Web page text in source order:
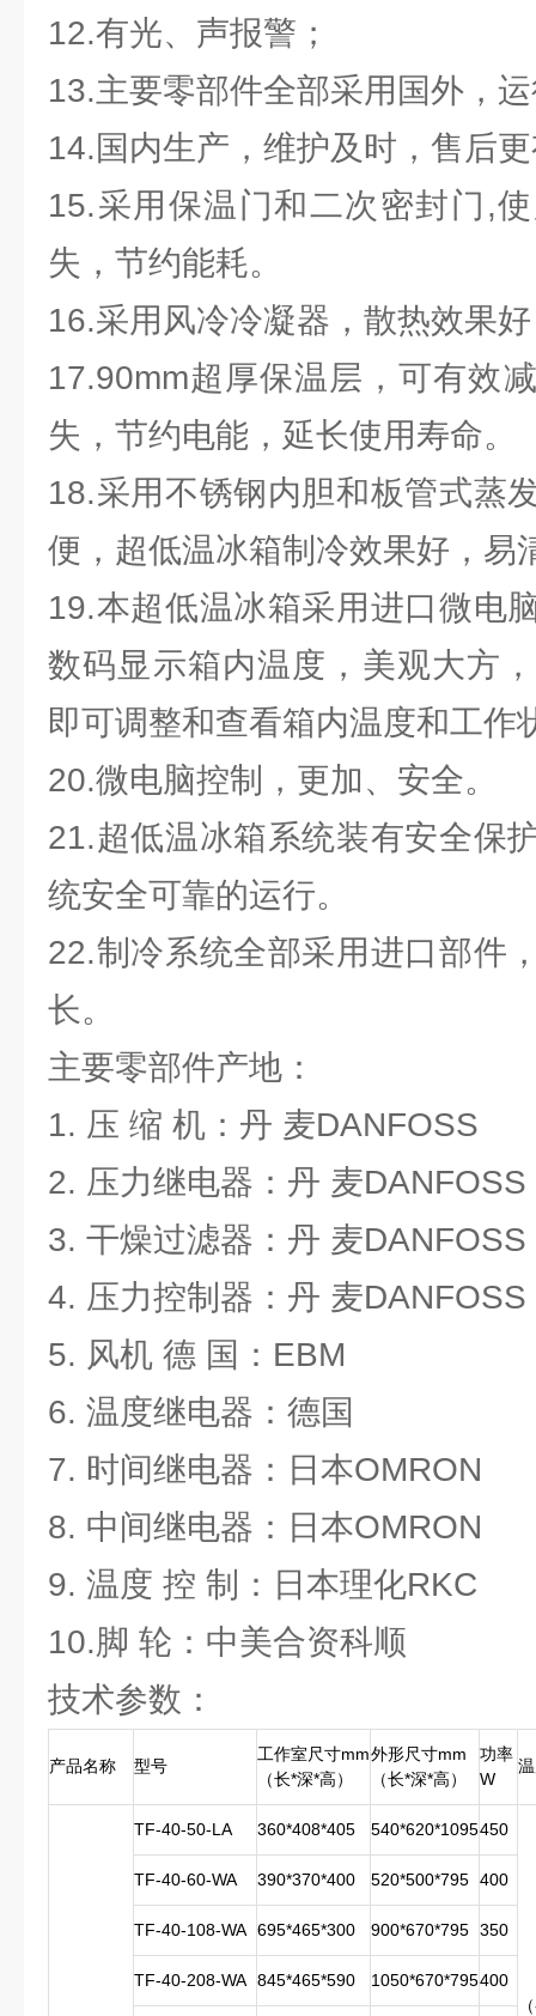
12.有光、声报警；
13.主要零部件全部采用国外，
14.国内生产，维护及时，售后
15.采用保温门和二次密封门,
失，节约能耗。
16.采用风冷冷凝器，散热效果
17.90mm超厚保温层，可有效
失，节约电能，延长使用寿命。
18.采用不锈钢内胆和板管式蒸
便，超低温冰箱制冷效果好，易
19.本超低温冰箱采用进口微电
数码显示箱内温度，美观大方
即可调整和查看箱内温度和工作
20.微电脑控制，更加、安全。
21.超低温冰箱系统装有安全保
统安全可靠的运行。
22.制冷系统全部采用进口部件
长。
主要零部件产地：
1. 压 缩 机：丹 麦DANFOSS
2. 压力继电器：丹 麦DANFOSS
3. 干燥过滤器：丹 麦DANFOSS
4. 压力控制器：丹 麦DANFOSS
5. 风机 德 国：EBM
6. 温度继电器：德国
7. 时间继电器：日本OMRON
8. 中间继电器：日本OMRON
9. 温度 控 制：日本理化RKC
10.脚 轮：中美合资科顺
技术参数：
产品名称 型号
工作室尺寸mm
（长*深*高）
外形尺寸mm
（长*深*高）
功率
W
TF-40-50-LA 360*408*405 540*620*1095450
TF-40-60-WA 390*370*400 520*500*795 400
TF-40-108-WA 695*465*300 900*670*795 350
TF-40-208-WA 845*465*590 1050*670*795400